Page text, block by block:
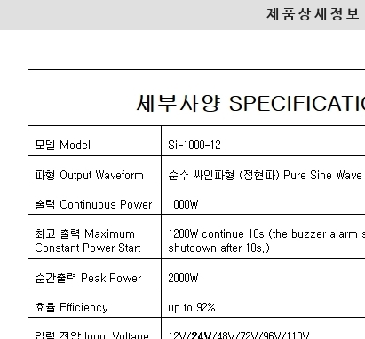
제 품 상 세 정 보